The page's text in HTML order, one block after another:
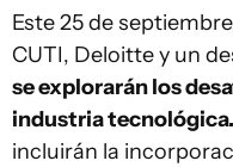
Este 25 de
CUTI, Deloitte y un
se explorarán los
industria tecnológica.
incluirán la